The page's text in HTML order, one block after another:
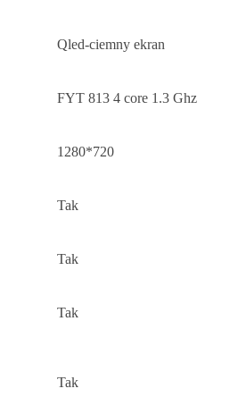
Qled-ciemny ekran
FYT 813 4 core 1.3 Ghz
1280*720
Tak
Tak
Tak
Tak